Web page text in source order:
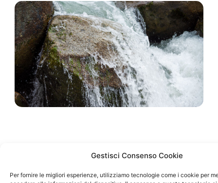
Gestisci Consenso Cookie
Per fornire le migliori esperienze, utilizziamo tecnologie come i cookie per